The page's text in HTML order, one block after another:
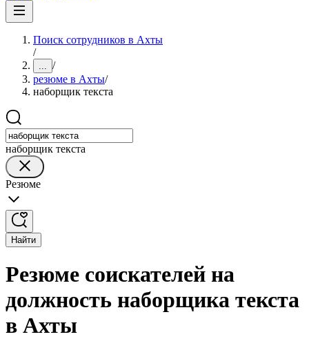
Поиск сотрудников в Ахты
/
... /
резюме в Ахты/
наборщик текста
наборщик текста
Резюме
Найти
Резюме соискателей на
должность наборщика текста
в Ахты